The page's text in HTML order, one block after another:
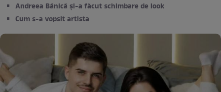
Andreea Bănică și-a făcut schimbare de look
Cum s-a vopsit artista